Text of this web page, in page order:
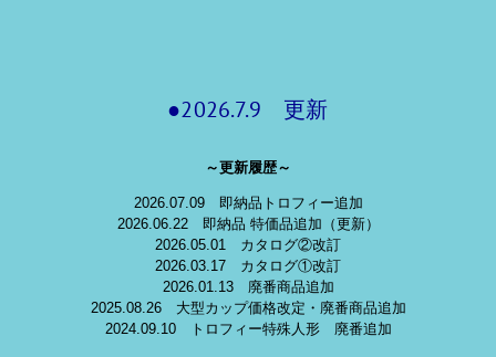
●2026.7.9 更新
～更新履歴～
2026.07.09 即納品トロフィー追加
2026.06.22 即納品 特価品追加（更新）
2026.05.01 カタログ②改訂
2026.03.17 カタログ①改訂
2026.01.13 廃番商品追加
2025.08.26 大型カップ価格改定・廃番商品追加
2024.09.10 トロフィー特殊人形 廃番追加